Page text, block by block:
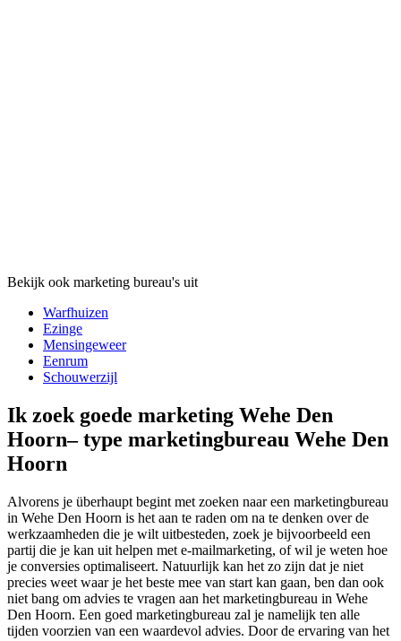
Bekijk ook marketing bureau's uit
Warfhuizen
Ezinge
Mensingeweer
Eenrum
Schouwerzijl
Ik zoek goede marketing Wehe Den
Hoorn– type marketingbureau Wehe Den
Hoorn
Alvorens je überhaupt begint met zoeken naar een marketingbureau
in Wehe Den Hoorn is het aan te raden om na te denken over de
werkzaamheden die je wilt uitbesteden, zoek je bijvoorbeeld een
partij die je kan uit helpen met e-mailmarketing, of wil je weten hoe
je conversies optimaliseert. Natuurlijk kan het zo zijn dat je niet
precies weet waar je het beste mee van start kan gaan, ben dan ook
niet bang om advies te vragen aan het marketingbureau in Wehe
Den Hoorn. Een goed marketingbureau zal je namelijk ten alle
tijden voorzien van een waardevol advies. Door de ervaring van het